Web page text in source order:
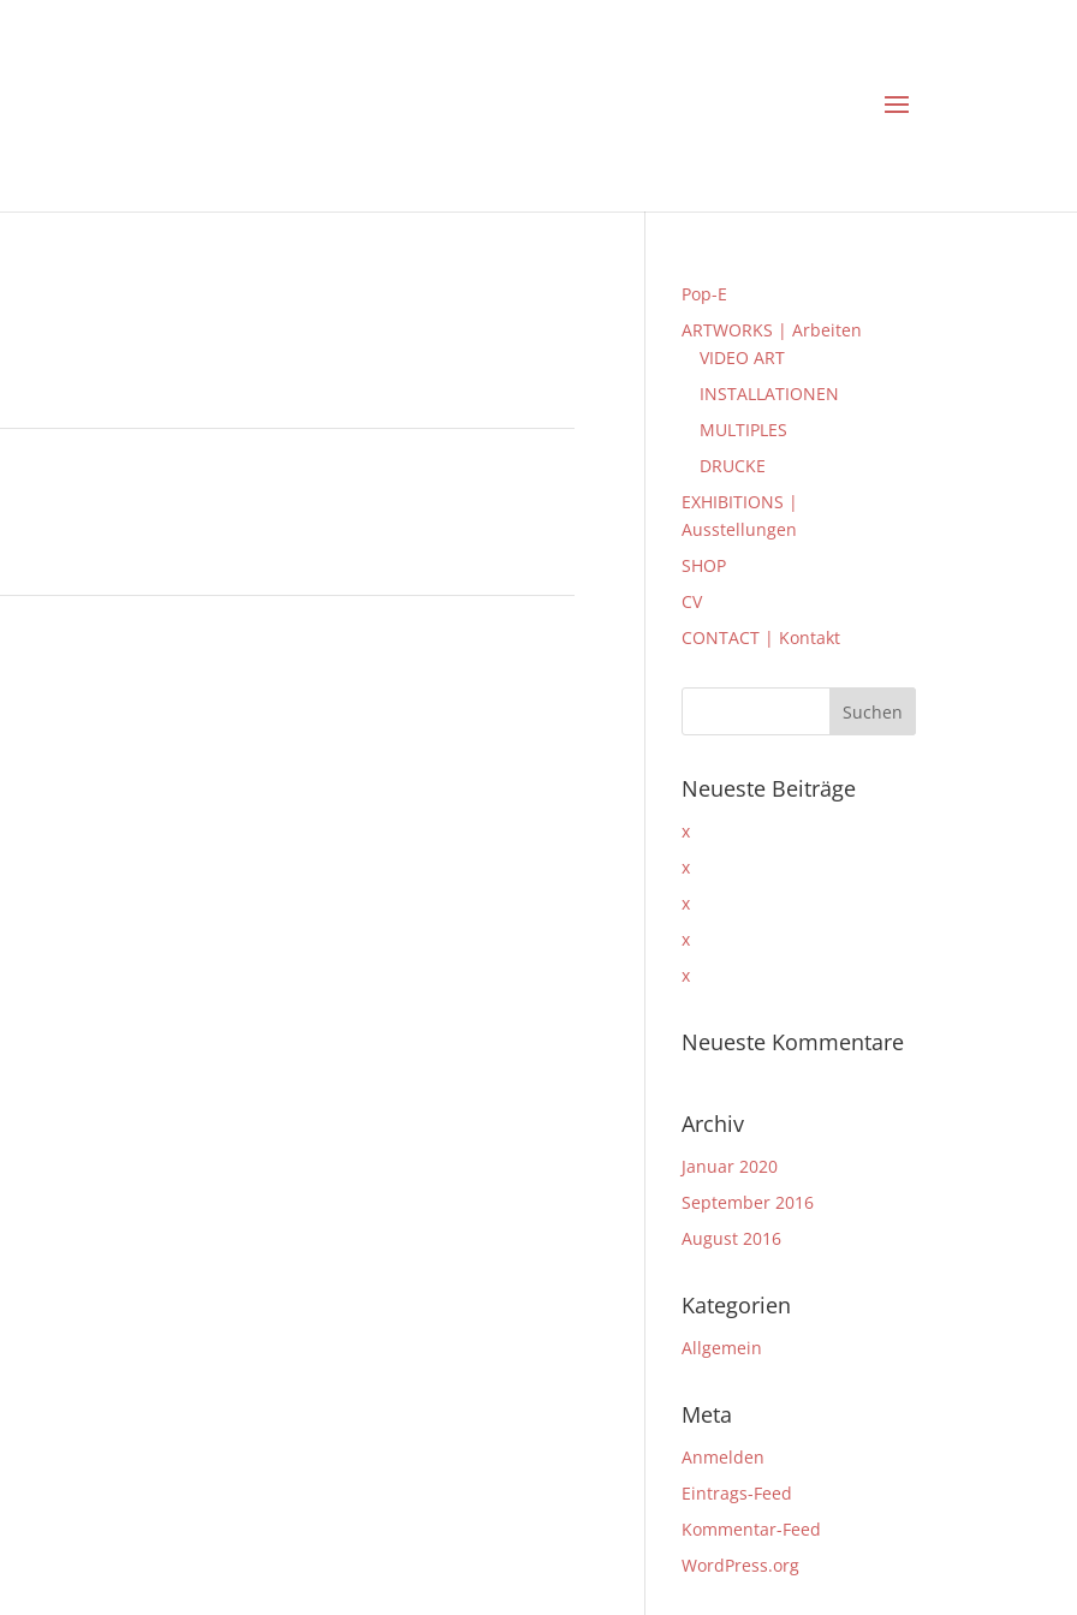
Pop-E
ARTWORKS | Arbeiten
VIDEO ART
INSTALLATIONEN
MULTIPLES
DRUCKE
EXHIBITIONS |
Ausstellungen
SHOP
CV
CONTACT | Kontakt
Neueste Beiträge
x
x
x
x
x
Neueste Kommentare
Archiv
Januar 2020
September 2016
August 2016
Kategorien
Allgemein
Meta
Anmelden
Eintrags-Feed
Kommentar-Feed
WordPress.org